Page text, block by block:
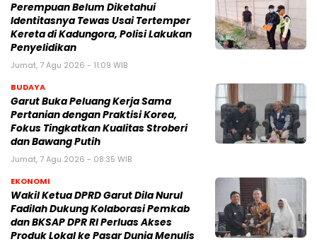
Perempuan Belum Diketahui
Identitasnya Tewas Usai Tertemper
Kereta di Kadungora, Polisi Lakukan
Penyelidikan
Jumat, 7 Agu 2026 - 11:09 WIB
BUDAYA
Garut Buka Peluang Kerja Sama
Pertanian dengan Praktisi Korea,
Fokus Tingkatkan Kualitas Stroberi
dan Bawang Putih
Jumat, 7 Agu 2026 - 08:35 WIB
EKONOMI
Wakil Ketua DPRD Garut Dila Nurul
Fadilah Dukung Kolaborasi Pemkab
dan BKSAP DPR RI Perluas Akses
Produk Lokal ke Pasar Dunia Menulis